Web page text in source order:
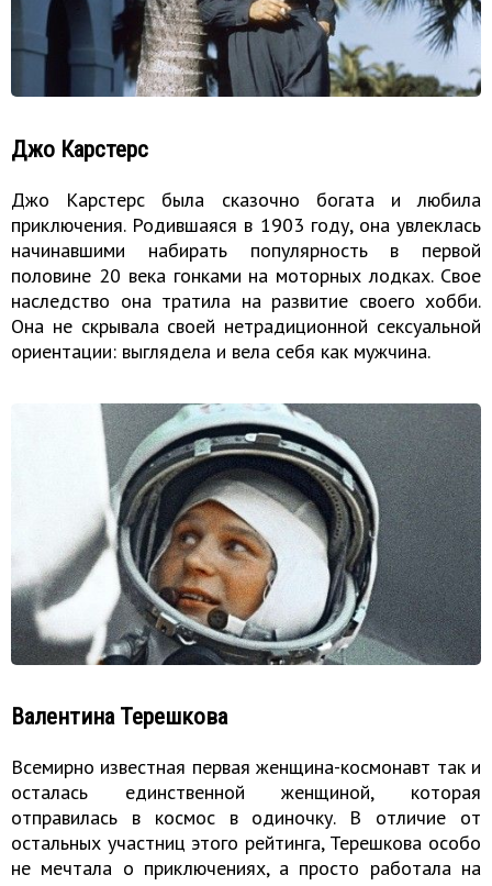
Джо Карстерс
Джо Карстерс была сказочно богата и любила
приключения. Родившаяся в 1903 году, она увлеклась
начинавшими набирать популярность в первой
половине 20 века гонками на моторных лодках. Свое
наследство она тратила на развитие своего хобби.
Она не скрывала своей нетрадиционной сексуальной
ориентации: выглядела и вела себя как мужчина.
Валентина Терешкова
Всемирно известная первая женщина-космонавт так и
осталась единственной женщиной, которая
отправилась в космос в одиночку. В отличие от
остальных участниц этого рейтинга, Терешкова особо
не мечтала о приключениях, а просто работала на